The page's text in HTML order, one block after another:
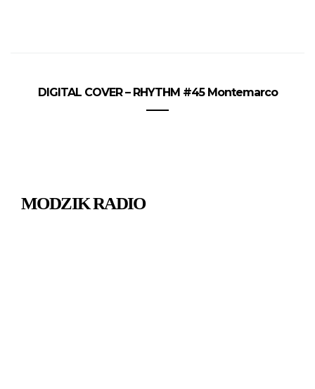
DIGITAL COVER – RHYTHM #45 Montemarco
MODZIK RADIO